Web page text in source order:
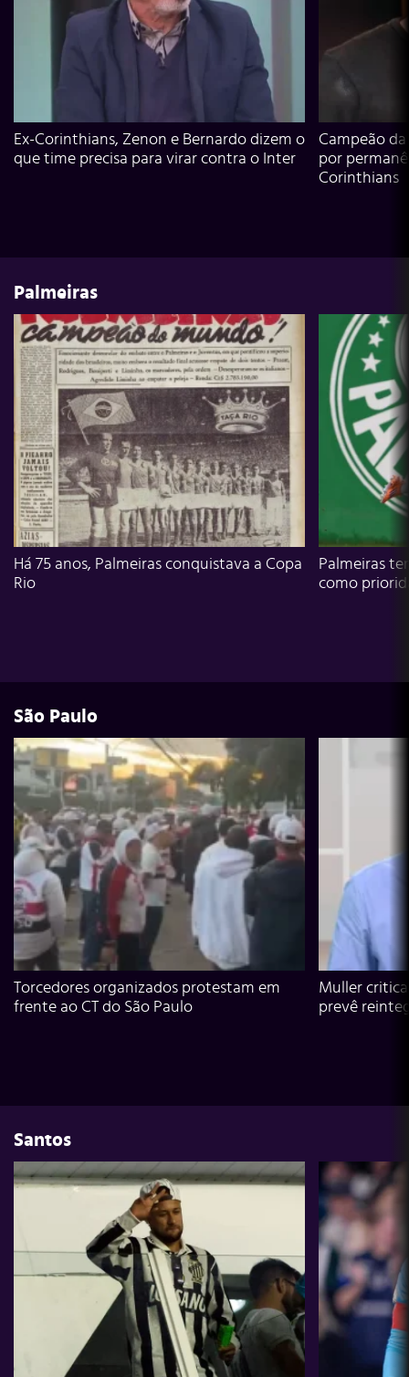
Ex-Corinthians, Zenon e Bernardo dizem o
que time precisa para virar contra o Inter
Campeão
por
Corinthians
Palmeiras
Há 75 anos, Palmeiras conquistava a Copa
Rio
Palmeiras
como
São Paulo
Torcedores organizados protestam em
frente ao CT do São Paulo
Muller
prevê
Santos